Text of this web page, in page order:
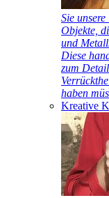
Sie
Objekte,
und
Diese
zum
haben
Kreative